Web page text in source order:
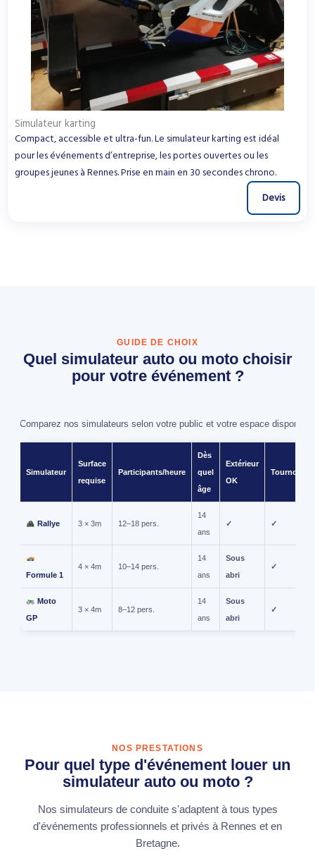
Simulateur karting
Compact, accessible et ultra-fun. Le simulateur karting est idéal
pour les événements d’entreprise, les portes ouvertes ou les
groupes jeunes à Rennes. Prise en main en 30 secondes chrono.
Devis
GUIDE DE CHOIX
Quel simulateur auto ou moto choisir
pour votre événement ?
Comparez nos simulateurs selon votre public et votre espace disponible
Simulateur
Surface
requise
Participants/heure
Dès
quel
âge
Extérieur
OK
Tournoi
Rallye 3 × 3m 12–18 pers.
14
ans
✓ ✓
Formule 1
4 × 4m 10–14 pers.
14
ans
Sous
abri
✓
Moto
GP
3 × 4m 8–12 pers.
14
ans
Sous
abri
✓
NOS PRESTATIONS
Pour quel type d'événement louer un
simulateur auto ou moto ?
Nos simulateurs de conduite s'adaptent à tous types
d'événements professionnels et privés à Rennes et en
Bretagne.